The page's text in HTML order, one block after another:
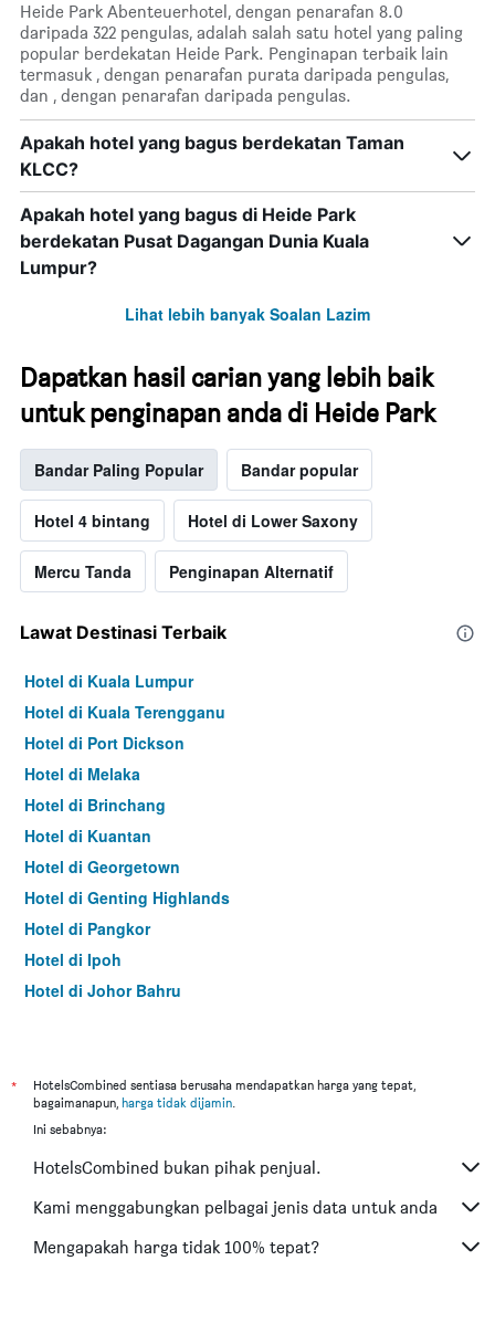
Heide Park Abenteuerhotel, dengan penarafan 8.0
daripada 322 pengulas, adalah salah satu hotel yang paling
popular berdekatan Heide Park. Penginapan terbaik lain
termasuk , dengan penarafan purata daripada pengulas,
dan , dengan penarafan daripada pengulas.
Apakah hotel yang bagus berdekatan Taman
KLCC?
Apakah hotel yang bagus di Heide Park
berdekatan Pusat Dagangan Dunia Kuala
Lumpur?
Lihat lebih banyak Soalan Lazim
Dapatkan hasil carian yang lebih baik
untuk penginapan anda di Heide Park
Bandar Paling Popular Bandar popular
Hotel 4 bintang Hotel di Lower Saxony
Mercu Tanda Penginapan Alternatif
Lawat Destinasi Terbaik
Hotel di Kuala Lumpur
Hotel di Kuala Terengganu
Hotel di Port Dickson
Hotel di Melaka
Hotel di Brinchang
Hotel di Kuantan
Hotel di Georgetown
Hotel di Genting Highlands
Hotel di Pangkor
Hotel di Ipoh
Hotel di Johor Bahru
Hotel di Kuching
Hotel di Tokyo
Hotel di Bangkok
Hotel di Putrajaya
Hotel di Shah Alam
*
HotelsCombined sentiasa berusaha mendapatkan harga yang tepat,
bagaimanapun, harga tidak dijamin.
Ini sebabnya:
HotelsCombined bukan pihak penjual.
Kami menggabungkan pelbagai jenis data untuk anda
Mengapakah harga tidak 100% tepat?